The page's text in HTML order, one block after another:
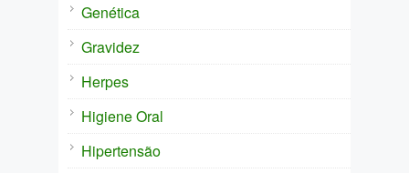
Genética
Gravidez
Herpes
Higiene Oral
Hipertensão